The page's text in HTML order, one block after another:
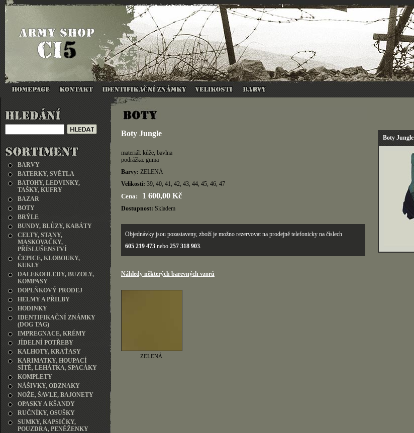
BARVY
BATERKY, SVĚTLA
BATOHY, LEDVINKY,
TAŠKY, KUFRY
BAZAR
BOTY
BRÝLE
BUNDY, BLŮZY, KABÁTY
CELTY, STANY,
MASKOVAČKY,
PŘÍSLUŠENSTVÍ
ČEPICE, KLOBOUKY,
KUKLY
DALEKOHLEDY, BUZOLY,
KOMPASY
DOPLŇKOVÝ PRODEJ
HELMY A PŘILBY
HODINKY
IDENTIFIKAČNÍ ZNÁMKY
(DOG TAG)
IMPREGNACE, KRÉMY
JÍDELNÍ POTŘEBY
KALHOTY, KRAŤASY
KARIMATKY, HOUPACÍ
SÍTĚ, LEHÁTKA, SPACÁKY
KOMPLETY
NÁŠIVKY, ODZNAKY
NOŽE, ŠAVLE, BAJONETY
OPASKY A KŠANDY
RUČNÍKY, OSUŠKY
SUMKY, KAPSIČKY,
POUZDRA, PENĚŽENKY
Boty Jungle
Boty Jungle
materiál: kůže, bavlna
podrážka: guma
Barvy: ZELENÁ
Velikosti: 39, 40, 41, 42, 43, 44, 45, 46, 47
Cena: 1 600,00 Kč
Dostupnost: Skladem
Objednávky jsou pozastaveny, zboží je možno rezervovat na prodejně telefonicky na číslech
605 219 473 nebo 257 318 903.
Náhledy některých barevných vzorů
ZELENÁ